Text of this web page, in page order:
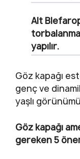
Alt
yapılır.
Göz kapağı
genç ve
yaşlı
Göz kapağı
gereken 5